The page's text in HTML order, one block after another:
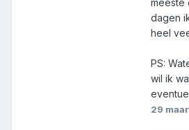
dagen
heel
PS:
wil ik
29